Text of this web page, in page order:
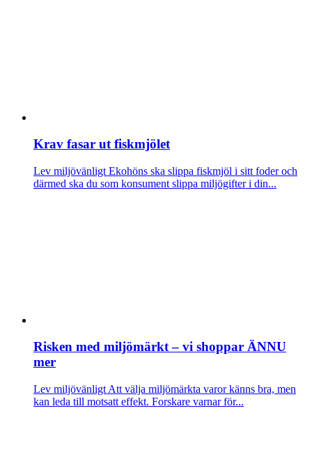
Krav fasar ut fiskmjölet
Lev miljövänligt Ekohöns ska slippa fiskmjöl i sitt foder och
därmed ska du som konsument slippa miljögifter i din...
Risken med miljömärkt – vi shoppar ÄNNU
mer
Lev miljövänligt Att välja miljömärkta varor känns bra, men
kan leda till motsatt effekt. Forskare varnar för...